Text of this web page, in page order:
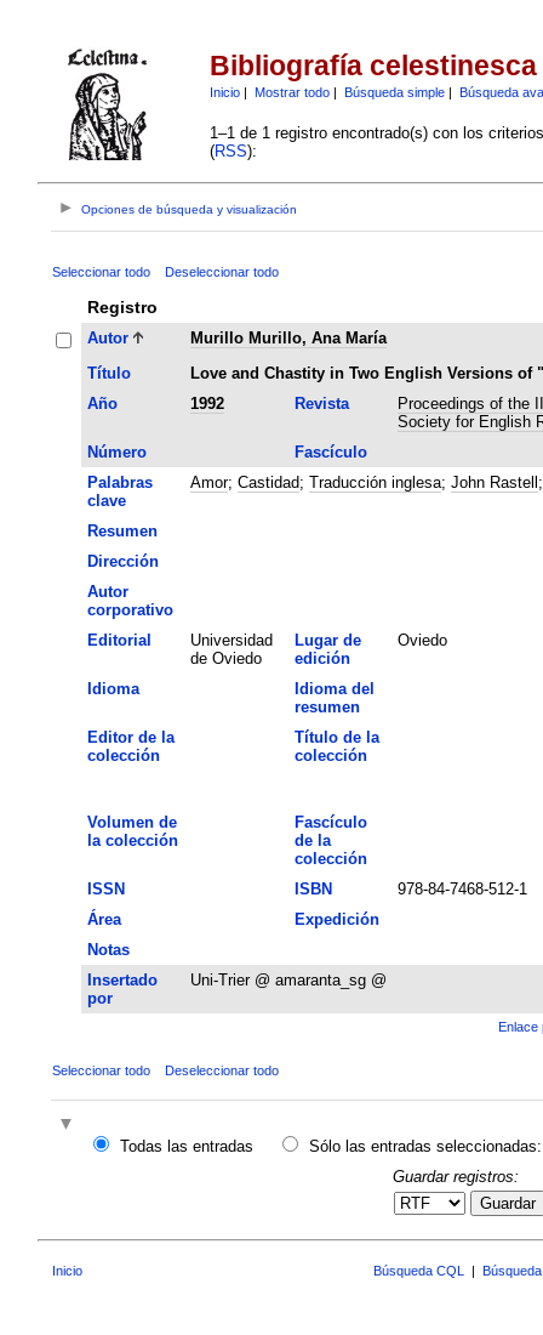
Bibliografía celestinesca
Inicio| Mostrar todo| Búsqueda simple| Búsqueda
1–1 de 1 registro encontrado(s) con los
(RSS):
Opciones de búsqueda y visualización
Seleccionar todo Deseleccionar todo
Registro
Autor
Murillo Murillo, Ana María
Título
Love and Chastity in Two English Versions of
Año
1992 Revista
Proceedings of the
Society for English
Número
Fascículo
Palabras
clave
Amor; Castidad; Traducción inglesa; John Rastell
Resumen
Dirección
Autor
corporativo
Editorial
Universidad
de Oviedo
Lugar de
edición
Oviedo
Idioma
Idioma del
resumen
Editor de la
colección
Título de la
colección
Volumen de
la colección
Fascículo
de la
colección
ISSN
ISBN
978-84-7468-512-1
Área
Expedición
Notas
Insertado
por
Uni-Trier @ amaranta_sg @
Enlace
Seleccionar todo Deseleccionar todo
Todas las entradas
Sólo las entradas seleccionadas:
Guardar registros:
Guardar
Inicio Búsqueda CQL